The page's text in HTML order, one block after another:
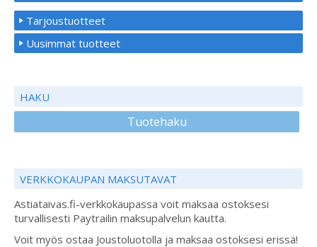
Tarjoustuotteet
Uusimmat tuotteet
HAKU
Tuotehaku
VERKKOKAUPAN MAKSUTAVAT
Astiataivas.fi-verkkokaupassa voit maksaa ostoksesi
turvallisesti Paytrailin maksupalvelun kautta.
Voit myös ostaa Joustoluotolla ja maksaa ostoksesi erissä!